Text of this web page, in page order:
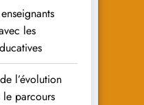
les
l’évolution
le parcours